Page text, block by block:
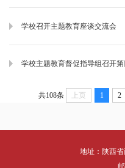
学校召开主题教育座谈交流会
学校主题教育督促指导组召开
共108条 上页 1 2
地址：陕西